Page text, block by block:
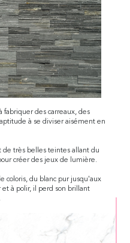
fabriquer des carreaux, des
à se diviser aisément en
très belles teintes allant du
créer des jeux de lumière.
coloris, du blanc pur jusqu'aux
et à polir, il perd son brillant